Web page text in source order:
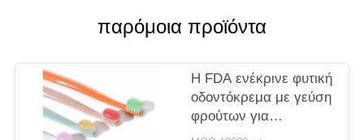
ΧΆΡΤΗΣ
ΙΣΤΌΤΟΠΟΥ
παρόμοια προϊόντα
Η FDA ενέκρινε φυτική
οδοντόκρεμα με γεύση
φρούτων για
λευκαντική